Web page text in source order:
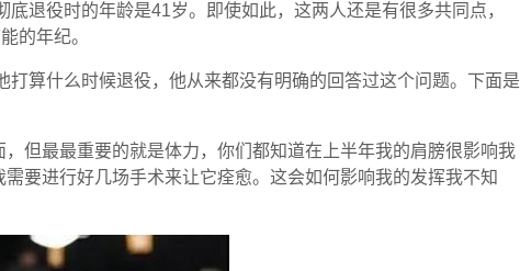
退役时的年龄是41岁。即使如此，这两人还是有很多共同点，
的年纪。
打算什么时候退役，他从来都没有明确的回答过这个问题。下面是
但最最重要的就是体力，你们都知道在上半年我的肩膀很影响我
需要进行好几场手术来让它痊愈。这会如何影响我的发挥我不知